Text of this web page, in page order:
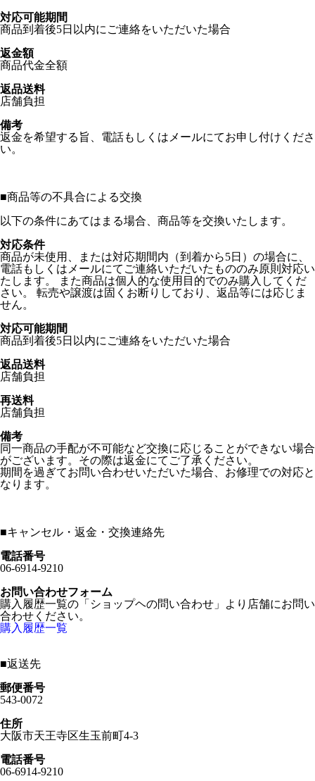
対応可能期間
商品到着後5日以内にご連絡をいただいた場合
返金額
商品代金全額
返品送料
店舗負担
備考
返金を希望する旨、電話もしくはメールにてお申し付けくださ
い。
■商品等の不具合による交換
以下の条件にあてはまる場合、商品等を交換いたします。
対応条件
商品が未使用、または対応期間内（到着から5日）の場合に、
電話もしくはメールにてご連絡いただいたもののみ原則対応い
たします。 また商品は個人的な使用目的でのみ購入してくだ
さい。 転売や譲渡は固くお断りしており、返品等には応じま
せん。
対応可能期間
商品到着後5日以内にご連絡をいただいた場合
返品送料
店舗負担
再送料
店舗負担
備考
同一商品の手配が不可能など交換に応じることができない場合
がございます。その際は返金にてご了承ください。
期間を過ぎてお問い合わせいただいた場合、お修理での対応と
なります。
■キャンセル・返金・交換連絡先
電話番号
06-6914-9210
お問い合わせフォーム
購入履歴一覧の「ショップヘの問い合わせ」より店舗にお問い
合わせください。
購入履歴一覧
■返送先
郵便番号
543-0072
住所
大阪市天王寺区生玉前町4-3
電話番号
06-6914-9210